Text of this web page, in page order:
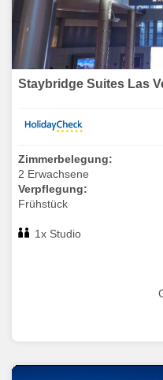
Staybridge Suites Las
Zimmerbelegung:
2 Erwachsene
Verpflegung:
Frühstück
1x Studio